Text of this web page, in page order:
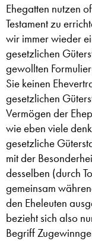
Ehegatten nutzen
Testament zu
wir immer wieder
gesetzlichen
gewollten
Sie keinen
gesetzlichen
Vermögen der
wie eben viele
gesetzliche
mit der
desselben (durch
gemeinsam
den Eheleuten
bezieht sich also
Begriff